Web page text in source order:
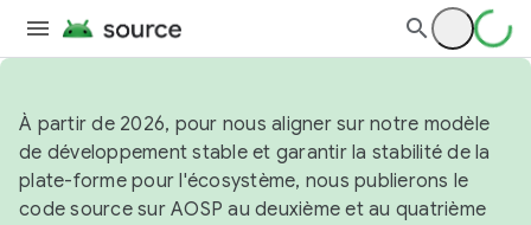
À partir de 2026, pour nous aligner sur notre modèle
de développement stable et garantir la stabilité de la
plate-forme pour l'écosystème, nous publierons le
code source sur AOSP au deuxième et au quatrième